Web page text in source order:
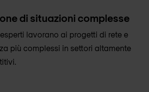
di situazioni complesse
lavorano ai progetti di rete e
più complessi in settori altamente